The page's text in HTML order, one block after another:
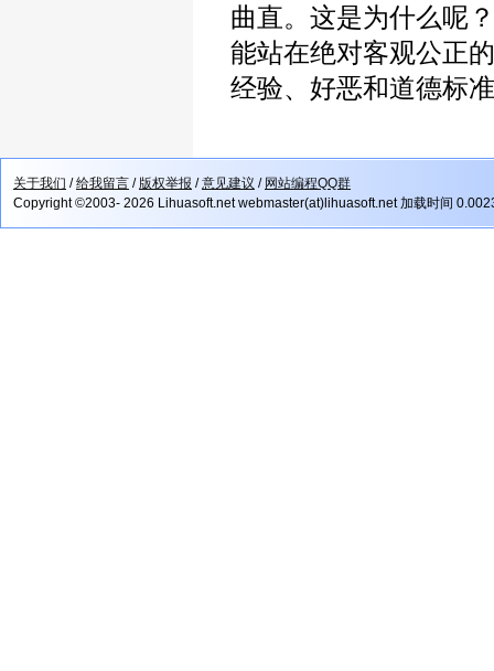
曲直。这是为什么呢
能站在绝对客观公正
经验、好恶和道德标
关于我们 /给我留言 /版权举报 /意见建议 / 网站编程QQ群
Copyright ©2003- 2026 Lihuasoft.net webmaster(at)lihuasoft.net 加载时间